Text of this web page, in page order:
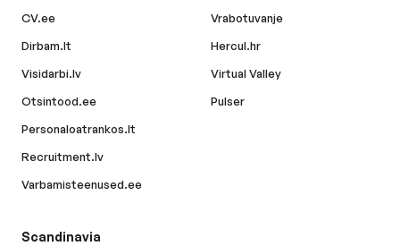
CV.ee
Dirbam.lt
Visidarbi.lv
Otsintood.ee
Personaloatrankos.lt
Recruitment.lv
Varbamisteenused.ee
Vrabotuvanje
Hercul.hr
Virtual Valley
Pulser
Scandinavia